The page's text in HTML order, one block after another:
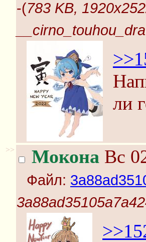
-(783 KB,
ли
>> Мокона Вс
Файл: